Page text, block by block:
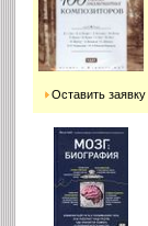
Оставить заявку